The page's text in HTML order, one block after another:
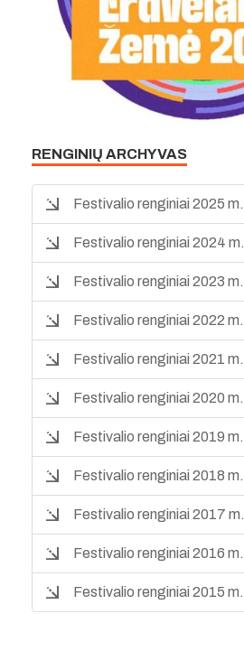
RENGINIŲ ARCHYVAS
Festivalio renginiai 2025 m.
Festivalio renginiai 2024 m.
Festivalio renginiai 2023 m.
Festivalio renginiai 2022 m.
Festivalio renginiai 2021 m.
Festivalio renginiai 2020 m.
Festivalio renginiai 2019 m.
Festivalio renginiai 2018 m.
Festivalio renginiai 2017 m.
Festivalio renginiai 2016 m.
Festivalio renginiai 2015 m.